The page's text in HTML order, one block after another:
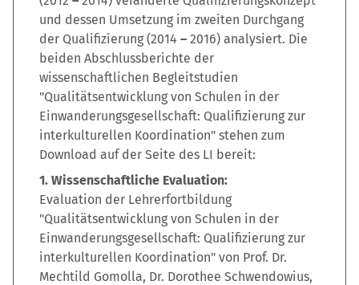
und dessen Umsetzung im zweiten Durchgang
der Qualifizierung (2014 – 2016) analysiert. Die
beiden Abschlussberichte der
wissenschaftlichen Begleitstudien
"Qualitätsentwicklung von Schulen in der
Einwanderungsgesellschaft: Qualifizierung zur
interkulturellen Koordination" stehen zum
Download auf der Seite des LI bereit:
1. Wissenschaftliche Evaluation:
Evaluation der Lehrerfortbildung
"Qualitätsentwicklung von Schulen in der
Einwanderungsgesellschaft: Qualifizierung zur
interkulturellen Koordination" von Prof. Dr.
Mechtild Gomolla, Dr. Dorothee Schwendowius,